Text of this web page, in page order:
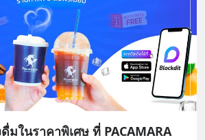
มในราคาพิเศษ ที่ PACAMARA